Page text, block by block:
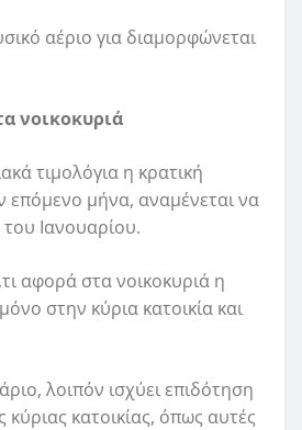
αέριο για διαμορφώνεται
νοικοκυριά
τιμολόγια η κρατική
επόμενο μήνα, αναμένεται να
του Ιανουαρίου.
αφορά στα νοικοκυριά η
στην κύρια κατοικία και
λοιπόν ισχύει επιδότηση
κύριας κατοικίας, όπως αυτές